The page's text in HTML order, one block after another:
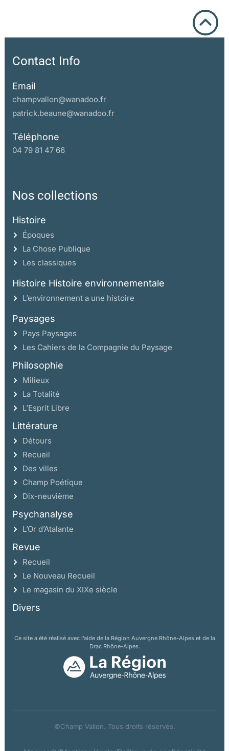
Contact Info
Email
champvallon@wanadoo.fr
patrick.beaune@wanadoo.fr
Téléphone
04 79 81 47 66
Nos collections
Histoire
Époques
La Chose Publique
Les classiques
Histoire Histoire environnementale
L’environnement a une histoire
Paysages
Pays Paysages
Les Cahiers de la Compagnie du Paysage
Philosophie
Milieux
La Totalité
L’Esprit Libre
Littérature
Détours
Recueil
Des villes
Champ Poétique
Dix-neuvième
Psychanalyse
L’Or d’Atalante
Revue
Recueil
Le Nouveau Recueil
Le magasin du XIXe siècle
Divers
Ce site a été réalisé avec l’aide de la Région Auvergne Rhône-Alpes et de la
Drac Rhône-Alpes.
©Champ Vallon. Tous droits réservés.